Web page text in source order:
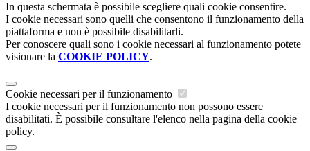
In questa schermata è possibile scegliere quali cookie consentire.
I cookie necessari sono quelli che consentono il funzionamento della
piattaforma e non è possibile disabilitarli.
Per conoscere quali sono i cookie necessari al funzionamento potete
visionare la COOKIE POLICY.
Cookie necessari per il funzionamento
I cookie necessari per il funzionamento non possono essere
disabilitati. È possibile consultare l'elenco nella pagina della cookie
policy.